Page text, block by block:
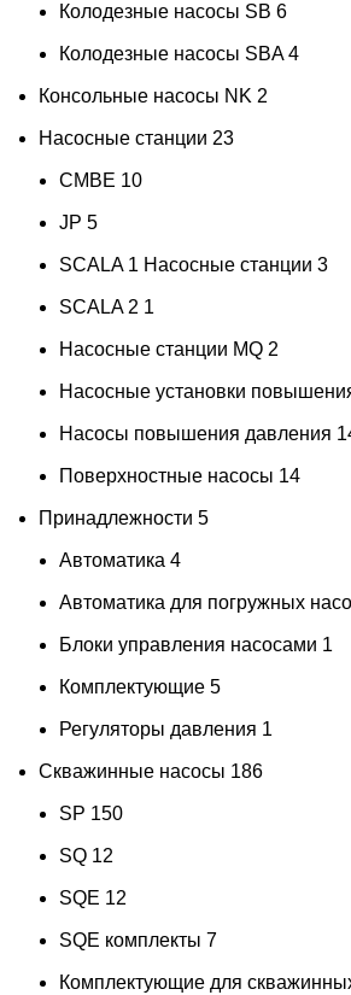
Колодезные насосы SB 6
Колодезные насосы SBA 4
Консольные насосы NK 2
Насосные станции 23
CMBE 10
JP 5
SCALA 1 Насосные станции 3
SCALA 2 1
Насосные станции MQ 2
Насосные установки
Насосы повышения давления
Поверхностные насосы 14
Принадлежности 5
Автоматика 4
Автоматика для погружных
Блоки управления насосами 1
Комплектующие 5
Регуляторы давления 1
Скважинные насосы 186
SP 150
SQ 12
SQE 12
SQE комплекты 7
Комплектующие для